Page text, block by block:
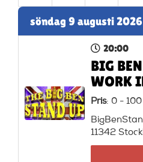
söndag 9 augusti 2026
20:00
BIG
WORK
Pris: 0 - 100
11342